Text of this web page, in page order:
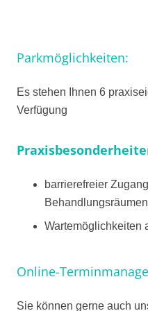
Parkmöglichkeiten:
Es stehen Ihnen 6
Verfügung
barrierefreier
Behandlungsräumen
Wartemöglichkeiten
Online-
Sie können gerne auch